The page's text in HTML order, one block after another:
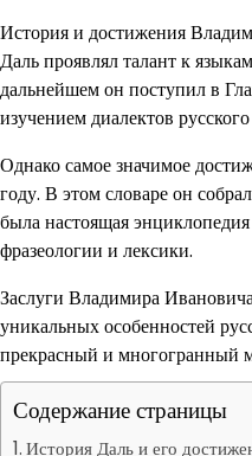
История и достижения
Даль проявлял талант к
дальнейшем он поступил в
изучением диалектов
Однако самое значимое
году. В этом словаре он
была настоящая
фразеологии и лексики.
Заслуги Владимира
уникальных особенностей
прекрасный и многогранный
Содержание страницы
История Даль и его